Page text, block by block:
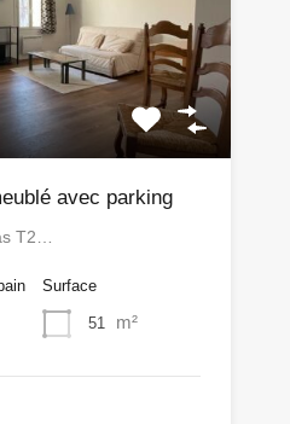
avec parking
T2…
Surface
51 m²